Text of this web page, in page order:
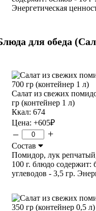
Энергетическая
для обеда
Салат из свежих
гр (контейнер 1 л)
Ккал: 674
Цена: +605₽
– +
Состав
Помидор, лук
100 г. блюдо содержит:
углеводов - 3,5 гр.